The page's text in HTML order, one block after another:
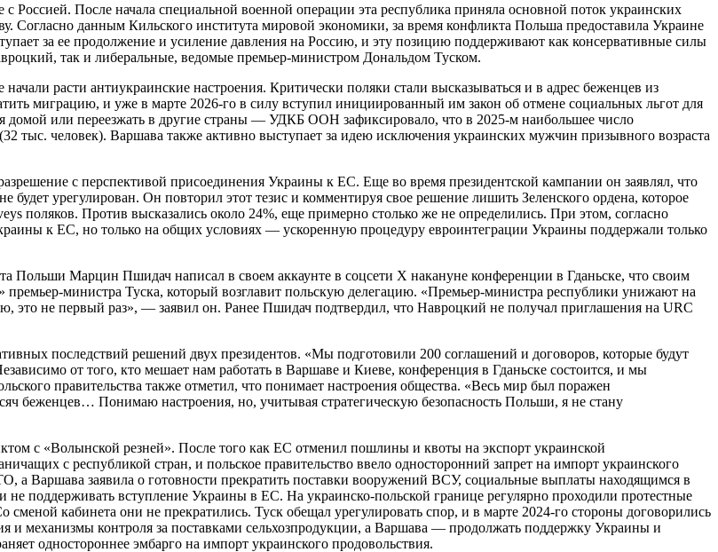
После начала специальной военной операции эта республика приняла основной поток украинских
Согласно данным Кильского института мировой экономики, за время конфликта Польша предоставила Украине
за ее продолжение и усиление давления на Россию, и эту позицию поддерживают как консервативные силы
так и либеральные, ведомые премьер-министром Дональдом Туском.
расти антиукраинские настроения. Критически поляки стали высказываться и в адрес беженцев из
миграцию, и уже в марте 2026-го в силу вступил инициированный им закон об отмене социальных льгот для
или переезжать в другие страны — УДКБ ООН зафиксировало, что в 2025-м наибольшее число
тыс. человек). Варшава также активно выступает за идею исключения украинских мужчин призывного возраста
с перспективой присоединения Украины к ЕС. Еще во время президентской кампании он заявлял, что
урегулирован. Он повторил этот тезис и комментируя свое решение лишить Зеленского ордена, которое
поляков. Против высказались около 24%, еще примерно столько же не определились. При этом, согласно
к ЕС, но только на общих условиях — ускоренную процедуру евроинтеграции Украины поддержали только
Польши Марцин Пшидач написал в своем аккаунте в соцсети X накануне конференции в Гданьске, что своим
премьер-министра Туска, который возглавит польскую делегацию. «Премьер-министра республики унижают на
это не первый раз», — заявил он. Ранее Пшидач подтвердил, что Навроцкий не получал приглашения на URC
последствий решений двух президентов. «Мы подготовили 200 соглашений и договоров, которые будут
от того, кто мешает нам работать в Варшаве и Киеве, конференция в Гданьске состоится, и мы
правительства также отметил, что понимает настроения общества. «Весь мир был поражен
беженцев… Понимаю настроения, но, учитывая стратегическую безопасность Польши, я не стану
с «Волынской резней». После того как ЕС отменил пошлины и квоты на экспорт украинской
с республикой стран, и польское правительство ввело односторонний запрет на импорт украинского
а Варшава заявила о готовности прекратить поставки вооружений ВСУ, социальные выплаты находящимся в
поддерживать вступление Украины в ЕС. На украинско-польской границе регулярно проходили протестные
кабинета они не прекратились. Туск обещал урегулировать спор, и в марте 2024-го стороны договорились
и механизмы контроля за поставками сельхозпродукции, а Варшава — продолжать поддержку Украины и
одностороннее эмбарго на импорт украинского продовольствия.